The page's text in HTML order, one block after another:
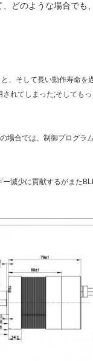
どのような場合でも
、そして長い動作寿命
れてしまった;そしても
場合では、制御プログ
減少に貢献するがまた